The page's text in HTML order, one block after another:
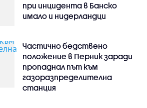
при инцидента в Банско
имало и нидерландци
Частично бедствено
положение в Перник заради
пропаднал път към
газоразпределителна
станция